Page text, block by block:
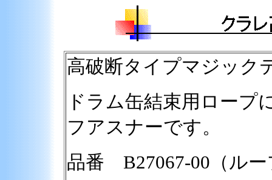
高破断タイプマジック
ドラム缶結束用ロープ
フアスナーです。
品番 B27067-00（ルー